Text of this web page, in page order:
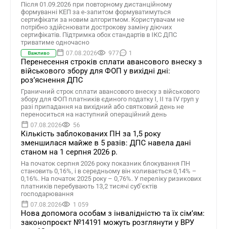
Після 01.09.2026 при повторному дистанційному
формуванні КЕП за е-запитом формуватимуться
сертифікати за новим алгоритмом. Користувачам не
потрібно здійснювати дострокову заміну діючих
сертифікатів. Підтримка обох стандартів в ІКС ДПС
триватиме одночасно
Важливо 07.08.2026 977 1
Перенесення строків сплати авансового внеску з
військового збору для ФОП у вихідні дні:
роз’яснення ДПС
Граничний строк сплати авансового внеску з військового
збору для ФОП платників єдиного податку І, ІІ та ІV груп у
разі припадання на вихідний або святковий день не
переноситься на наступний операційний день
07.08.2026 56
Кількість заблокованих ПН за 1,5 року
зменшилася майже в 5 разів: ДПС навела дані
станом на 1 серпня 2026 р.
На початок серпня 2026 року показник блокування ПН
становить 0,16%, і в середньому він коливається 0,14% –
0,16%. На початок 2025 року – 0,76%. У переліку ризикових
платників перебувають 13,2 тисячі суб’єктів
господарювання
07.08.2026 1 059
Нова допомога особам з інвалідністю та їх сімʼям:
законопроєкт №14191 можуть розглянути у ВРУ